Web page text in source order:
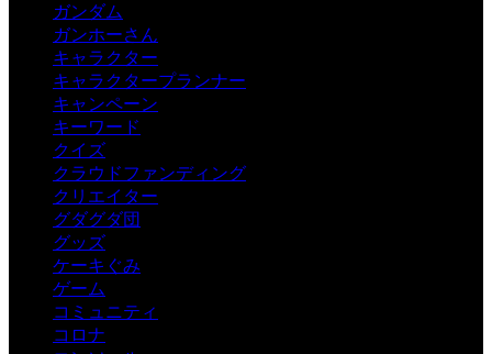
ガンダム
ガンホーさん
キャラクター
キャラクタープランナー
キャンペーン
キーワード
クイズ
クラウドファンディング
クリエイター
グダグダ団
グッズ
ケーキぐみ
ゲーム
コミュニティ
コロナ